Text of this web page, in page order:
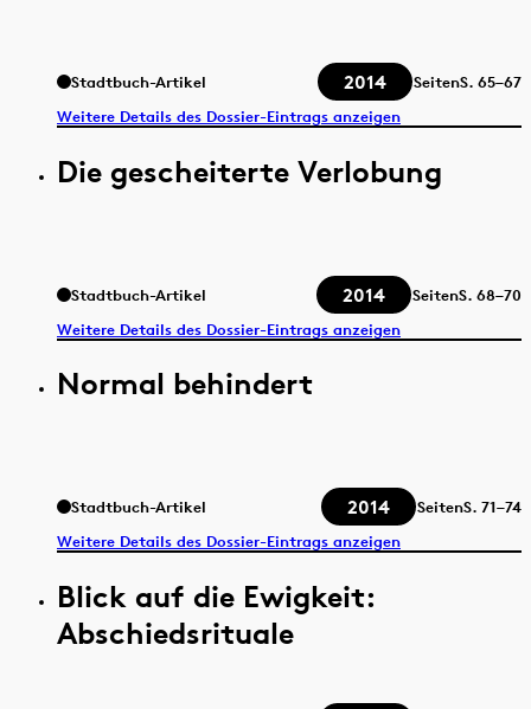
Stadtbuch-Artikel 2014 SeitenS. 65–67
Weitere Details des Dossier-Eintrags anzeigen
Die gescheiterte Verlobung
Stadtbuch-Artikel 2014 SeitenS. 68–70
Weitere Details des Dossier-Eintrags anzeigen
Normal behindert
Stadtbuch-Artikel 2014 SeitenS. 71–74
Weitere Details des Dossier-Eintrags anzeigen
Blick auf die Ewigkeit:
Abschiedsrituale